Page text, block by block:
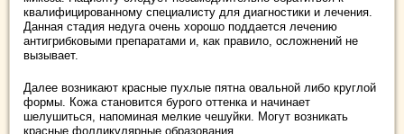
квалифицированному специалисту для диагностики и лечения.
Данная стадия недуга очень хорошо поддается лечению
антигрибковыми препаратами и, как правило, осложнений не
вызывает.
Далее возникают красные пухлые пятна овальной либо круглой
формы. Кожа становится бурого оттенка и начинает
шелушиться, напоминая мелкие чешуйки. Могут возникать
красные фолликулярные образования.